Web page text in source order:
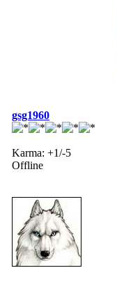
gsg1960
Karma: +1/-5
Offline